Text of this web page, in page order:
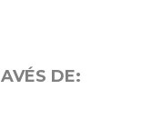
DE: